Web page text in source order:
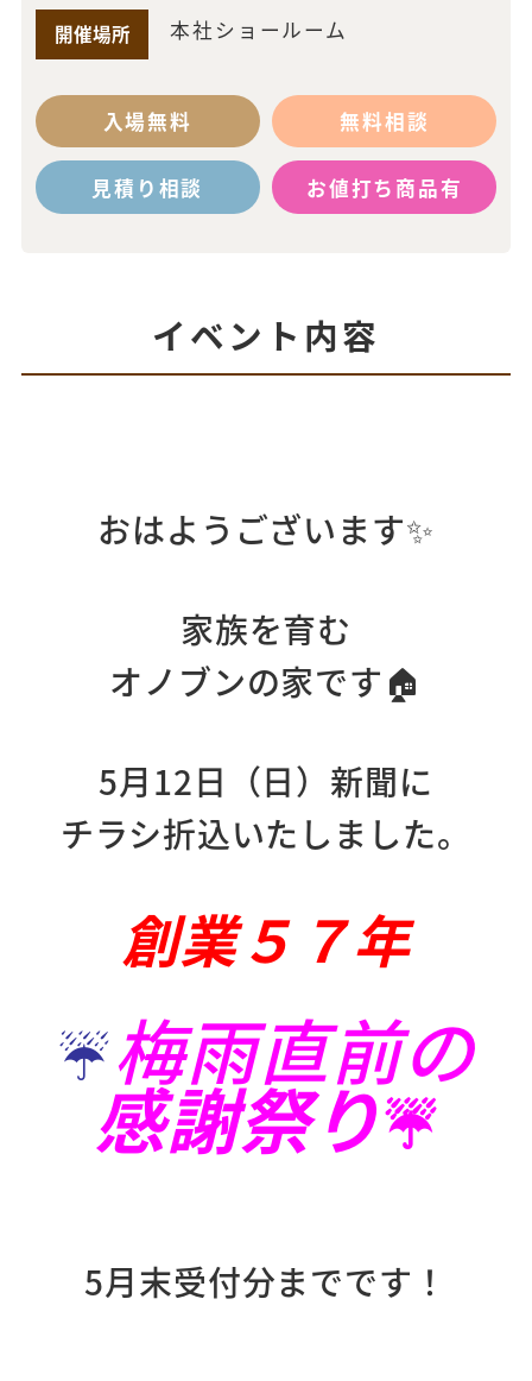
開催場所 本社ショールーム
入場無料 無料相談
見積り相談 お値打ち商品有
イベント内容
おはようございます✨
家族を育む
オノブンの家です🏠
5月12日（日）新聞に
チラシ折込いたしました。
創業５７年
☔梅雨直前の
感謝祭り☔
5月末受付分までです！